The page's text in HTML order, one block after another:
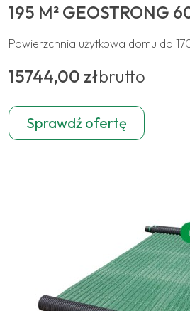
195 M² GEOSTRONG
Powierzchnia użytkowa domu do
15744,00 złbrutto
Sprawdź ofertę